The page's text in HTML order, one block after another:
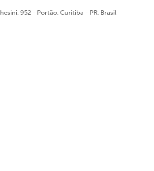
952 - Portão, Curitiba - PR, Brasil